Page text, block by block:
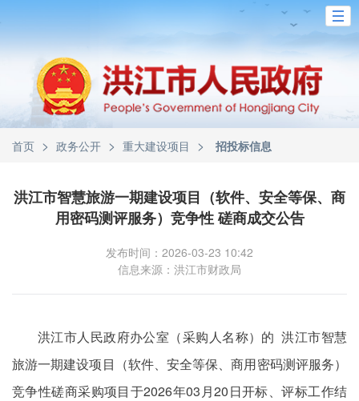
首页 > 政务公开 > 重大建设项目 > 招投标信息
洪江市智慧旅游一期建设项目（软件、安全等保、商
用密码测评服务）竞争性 磋商成交公告
发布时间：2026-03-23 10:42
信息来源：洪江市财政局
洪江市人民政府办公室（采购人名称）的 洪江市智慧
旅游一期建设项目（软件、安全等保、商用密码测评服务）
竞争性磋商采购项目于2026年03月20日开标、评标工作结